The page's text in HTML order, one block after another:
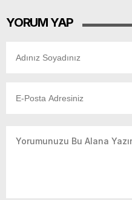
YORUM YAP